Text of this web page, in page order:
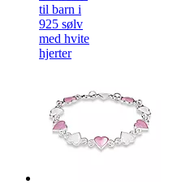
til barn i
925 sølv
med hvite
hjerter